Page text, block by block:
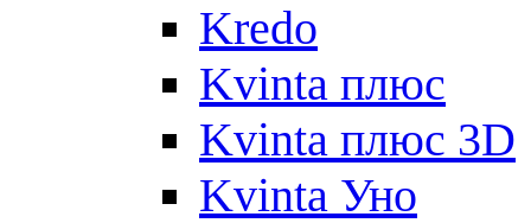
Kredo
Kvinta плюс
Kvinta плюс 3D
Kvinta Уно